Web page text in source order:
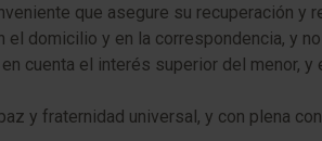
que asegure su recuperación y
domicilio y en la correspondencia, y
cuenta el interés superior del menor,
y fraternidad universal, y con plena